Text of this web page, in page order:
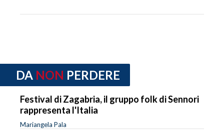
DA NON PERDERE
Festival di Zagabria, il gruppo folk di Sennori
rappresenta l'Italia
Mariangela Pala